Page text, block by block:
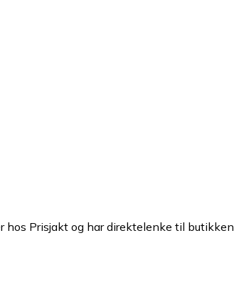
Prisjakt og har direktelenke til butikken.